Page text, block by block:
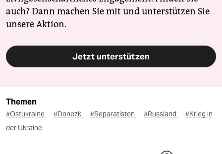
auch? Dann machen Sie mit und unterstützen Sie
unsere Aktion.
Jetzt unterstützen
Themen
#Ostukraine #Donezk #Separatisten #Russland
#Krieg in
der Ukraine